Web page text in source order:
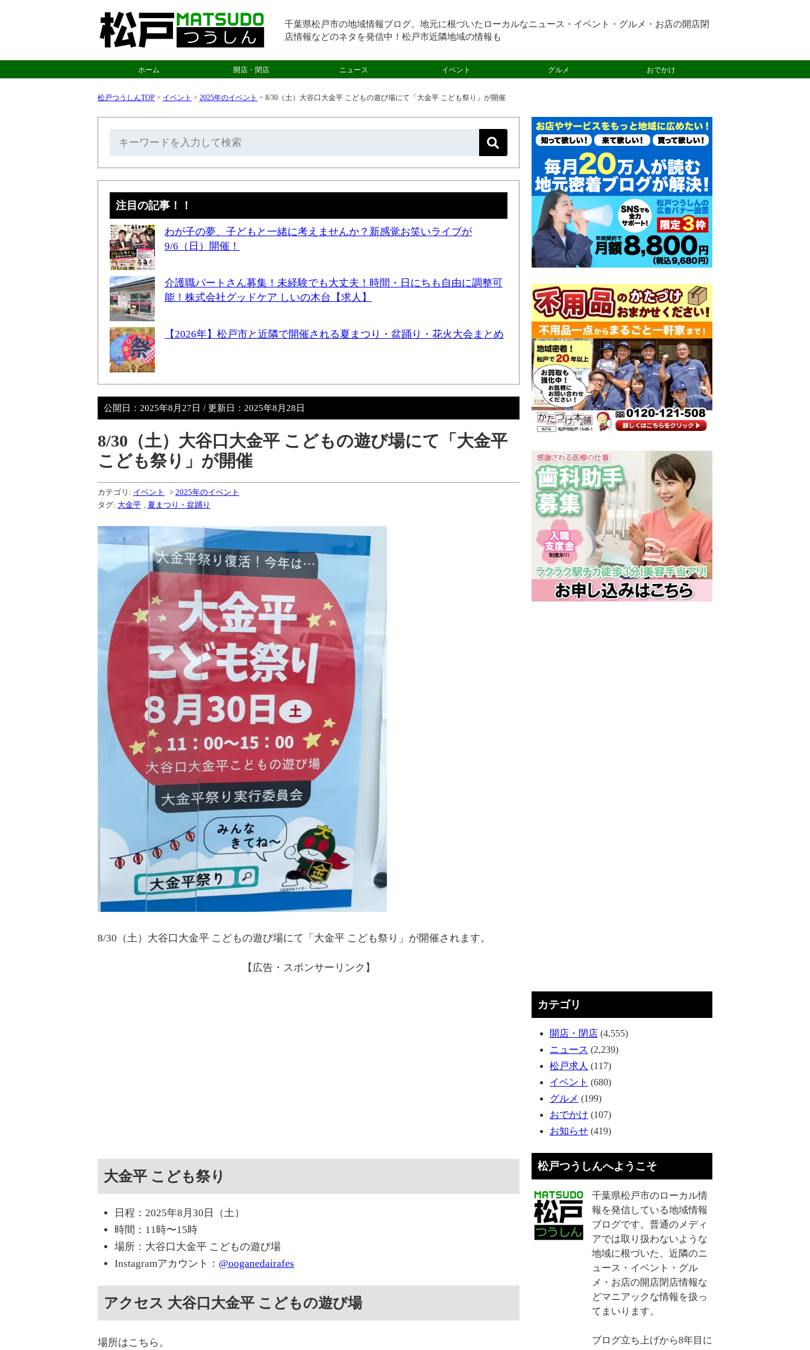
千葉県松戸市の地域情報ブログ。地元に根づいたローカルなニュース・イベント・グルメ・お店の開店閉
店情報などのネタを発信中！松戸市近隣地域の情報も
ホーム 開店・閉店 ニュース イベント グルメ おでかけ
松戸つうしんTOP > イベント > 2025年のイベント > 8/30（土）大谷口大金平 こどもの遊び場にて「大金平 こども祭り」が開催
注目の記事！！
わが子の夢、子どもと一緒に考えませんか？新感覚お笑いライブが
9/6（日）開催！
介護職パートさん募集！未経験でも大丈夫！時間・日にちも自由に調整可
能！株式会社グッドケア しいの木台【求人】
【2026年】松戸市と近隣で開催される夏まつり・盆踊り・花火大会まとめ
公開日： 2025年8月27日 / 更新日： 2025年8月28日
8/30（土）大谷口大金平 こどもの遊び場にて「大金平
こども祭り」が開催
カテゴリ: イベント > 2025年のイベント
タグ: 大金平 夏まつり・盆踊り
8/30（土）大谷口大金平 こどもの遊び場にて「大金平 こども祭り」が開催されます。
【広告・スポンサーリンク】
大金平 こども祭り
日程：2025年8月30日（土）
時間：11時〜15時
場所：大谷口大金平 こどもの遊び場
Instagramアカウント： @ooganedairafes
アクセス 大谷口大金平 こどもの遊び場
場所はこちら。
カテゴリ
開店・閉店 (4,555)
ニュース (2,239)
松戸求人 (117)
イベント (680)
グルメ (199)
おでかけ (107)
お知らせ (419)
松戸つうしんへようこそ
千葉県松戸市のローカル情
報を発信している地域情報
ブログです。普通のメディ
アでは取り扱わないような
地域に根づいた、近隣のニ
ュース・イベント・グル
メ・お店の開店閉店情報な
どマニアックな情報を扱っ
てまいります。
ブログ立ち上げから8年目に